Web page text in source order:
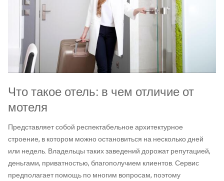
Что такое отель: в чем отличие от
мотеля
Представляет собой респектабельное архитектурное
строение, в котором можно остановиться на несколько дней
или недель. Владельцы таких заведений дорожат репутацией,
деньгами, приватностью, благополучием клиентов. Сервис
предполагает помощь по многим вопросам, поэтому